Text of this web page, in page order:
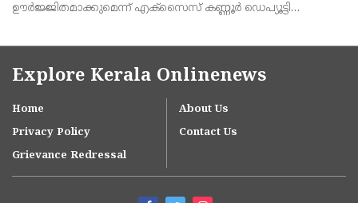
ഊർജ്ജിതമാക്കുമെന്ന് എക്സൈസ് കണ്ണൂർ ഡെപ്യൂട്ടി
കമ്മീഷണർ പി. സജിത്ത് കുമാർ എന്നിവർ കണ്ണൂരിൽവാർത്താ
സമ്മേളനത്
Explore Kerala Onlinenews
Home
About Us
Privacy Policy
Contact Us
Grievance Redressal